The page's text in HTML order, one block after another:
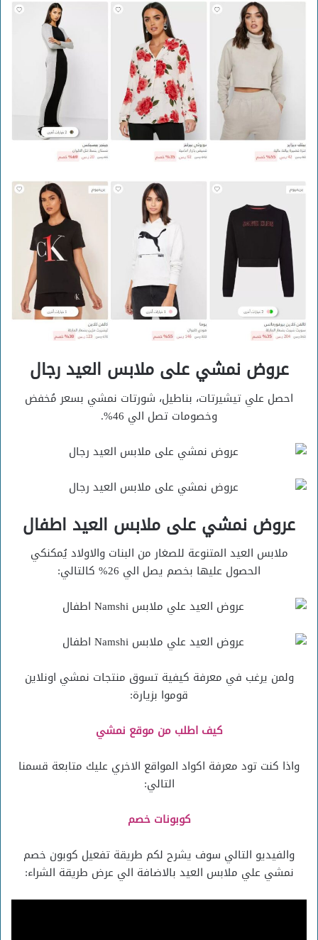
عروض نمشي على ملابس العيد رجال
احصل علي تيشيرتات، بناطيل، شورتات نمشي بسعر مُخفض
وخصومات تصل الي 46%.
عروض نمشي على ملابس العيد اطفال
ملابس العيد المتنوعة للصغار من البنات والاولاد يُمكنكي
الحصول عليها بخصم يصل الي 26% كالتالي:
ولمن يرغب في معرفة كيفية تسوق منتجات نمشي اونلاين
قوموا بزيارة:
كيف اطلب من موقع نمشي
واذا كنت تود معرفة اكواد المواقع الاخري عليك متابعة قسمنا
التالي:
كوبونات خصم
والفيديو التالي سوف يشرح لكم طريقة تفعيل كوبون خصم
نمشي علي ملابس العيد بالاضافة الي عرض طريقة الشراء: